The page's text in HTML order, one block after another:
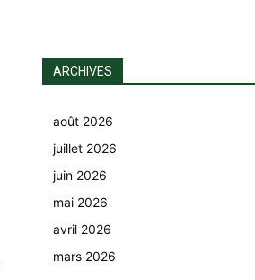
ARCHIVES
août 2026
juillet 2026
juin 2026
mai 2026
avril 2026
mars 2026